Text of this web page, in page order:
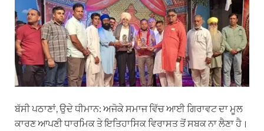
a
t
p
p
l
e
g
r
a
m
c
e
b
o
o
k
n
k
e
d
n
a
i
l
ਬੱਸੀ ਪਠਾਣਾਂ, ਉਦੇ ਧੀਮਾਨ: ਅਜੋਕੇ ਸਮਾਜ ਵਿੱਚ ਆਈ ਗਿਰਾਵਟ ਦਾ ਮੂਲ
ਕਾਰਣ ਆਪਣੀ ਧਾਰਮਿਕ ਤੇ ਇਤਿਹਾਸਿਕ ਵਿਰਾਸਤ ਤੋਂ ਸਬਕ ਨਾ ਲੈਣਾ ਹੈ।